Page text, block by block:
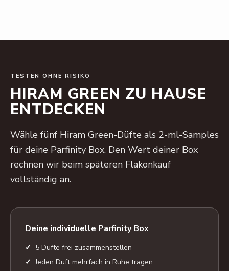
TESTEN OHNE RISIKO
HIRAM GREEN ZU HAUSE
ENTDECKEN
Wähle fünf Hiram Green-Düfte als 2-ml-Samples
für deine Parfinity Box. Den Wert deiner Box
rechnen wir beim späteren Flakonkauf
vollständig an.
Deine individuelle Parfinity Box
5 Düfte frei zusammenstellen
Jeden Duft mehrfach in Ruhe tragen